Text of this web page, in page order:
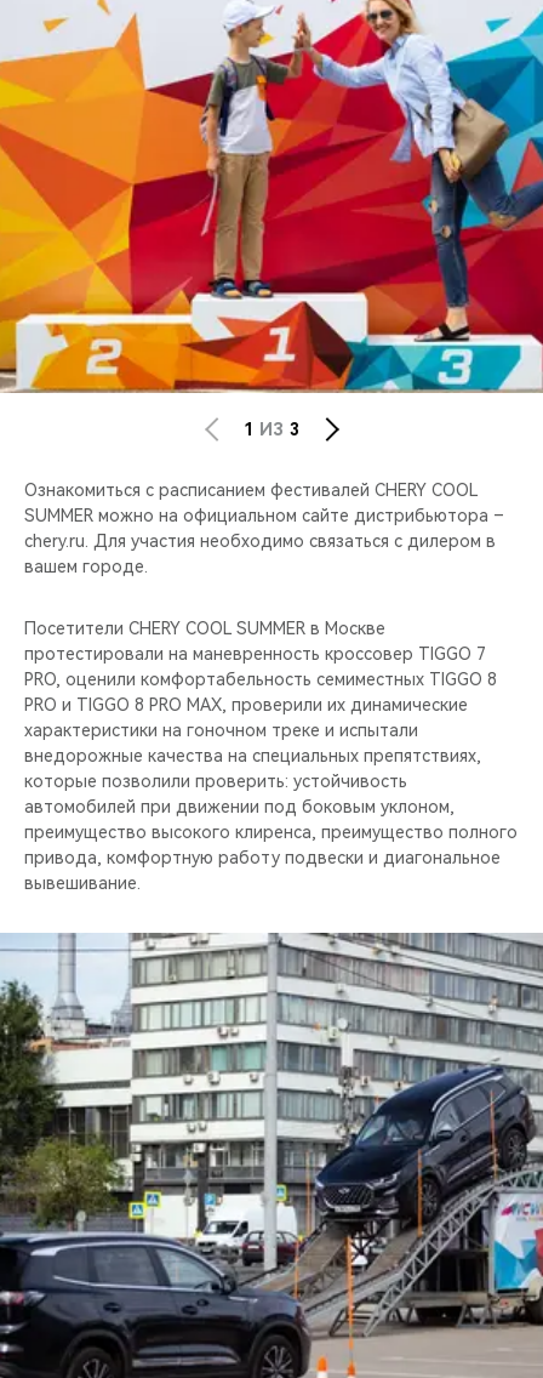
CHERY И СПОРТ
НАШИ МЕРОПРИЯТИЯ
ВИДЕООБЗОРЫ
CHERY ДЛЯ ДЕТЕЙ
1 ИЗ 3
Ознакомиться с расписанием фестивалей СHERY COOL
SUMMER можно на официальном сайте дистрибьютора –
chery.ru. Для участия необходимо связаться с дилером в
вашем городе.
Посетители CHERY COOL SUMMER в Москве
протестировали на маневренность кроссовер TIGGO 7
PRO, оценили комфортабельность семиместных TIGGO 8
PRO и TIGGO 8 PRO MAX, проверили их динамические
характеристики на гоночном треке и испытали
внедорожные качества на специальных препятствиях,
которые позволили проверить: устойчивость
автомобилей при движении под боковым уклоном,
преимущество высокого клиренса, преимущество полного
привода, комфортную работу подвески и диагональное
вывешивание.